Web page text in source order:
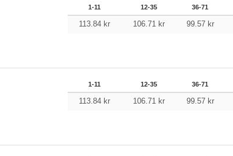
1-11 12-35 36-71
113.84 kr 106.71 kr 99.57 kr
1-11 12-35 36-71
113.84 kr 106.71 kr 99.57 kr